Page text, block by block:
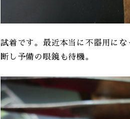
試着です。最近本当に不器用に
断し予備の眼鏡も待機。